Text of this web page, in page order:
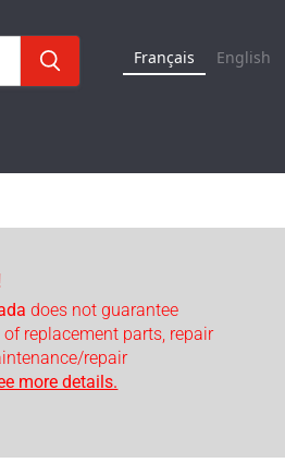
Français English
does not guarantee
replacement parts, repair
repair
more details.